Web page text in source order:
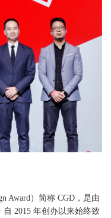
Award）简称 CGD，是由
2015 年创办以来始终致